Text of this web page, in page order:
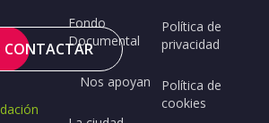
CONTACTAR
Fondo
Documental
Nos apoyan
Política de
privacidad
Política de
cookies